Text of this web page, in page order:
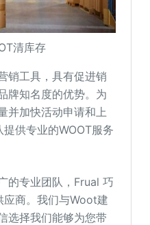
清库存
销工具，具有促进销
牌知名度的优势。为
并加快活动申请和上
供专业的WOOT服务
的专业团队，Frual 巧
应商。我们与Woot建
选择我们能够为您带